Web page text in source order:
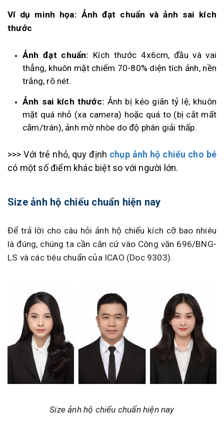
Ví dụ minh họa: Ảnh đạt chuẩn và ảnh sai kích
thước
Ảnh đạt chuẩn: Kích thước 4x6cm, đầu và vai
thẳng, khuôn mặt chiếm 70-80% diện tích ảnh, nền
trắng, rõ nét.
Ảnh sai kích thước: Ảnh bị kéo giãn tỷ lệ, khuôn
mặt quá nhỏ (xa camera) hoặc quá to (bị cắt mất
cằm/trán), ảnh mờ nhòe do độ phân giải thấp.
>>>Với trẻ nhỏ, quy định chụp ảnh hộ chiếu cho bé
có một số điểm khác biệt so với người lớn.
Size ảnh hộ chiếu chuẩn hiện nay
Để trả lời cho câu hỏi ảnh hộ chiếu kích cỡ bao nhiêu
là đúng, chúng ta cần căn cứ vào Công văn 696/BNG-
LS và các tiêu chuẩn của ICAO (Doc 9303).
Size ảnh hộ chiếu chuẩn hiện nay